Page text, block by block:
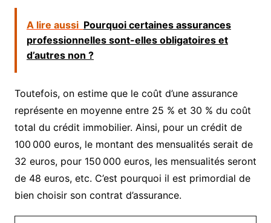
A lire aussi Pourquoi certaines assurances
professionnelles sont-elles obligatoires et
d’autres non ?
Toutefois, on estime que le coût d’une assurance
représente en moyenne entre 25 % et 30 % du coût
total du crédit immobilier. Ainsi, pour un crédit de
100 000 euros, le montant des mensualités serait de
32 euros, pour 150 000 euros, les mensualités seront
de 48 euros, etc. C’est pourquoi il est primordial de
bien choisir son contrat d’assurance.